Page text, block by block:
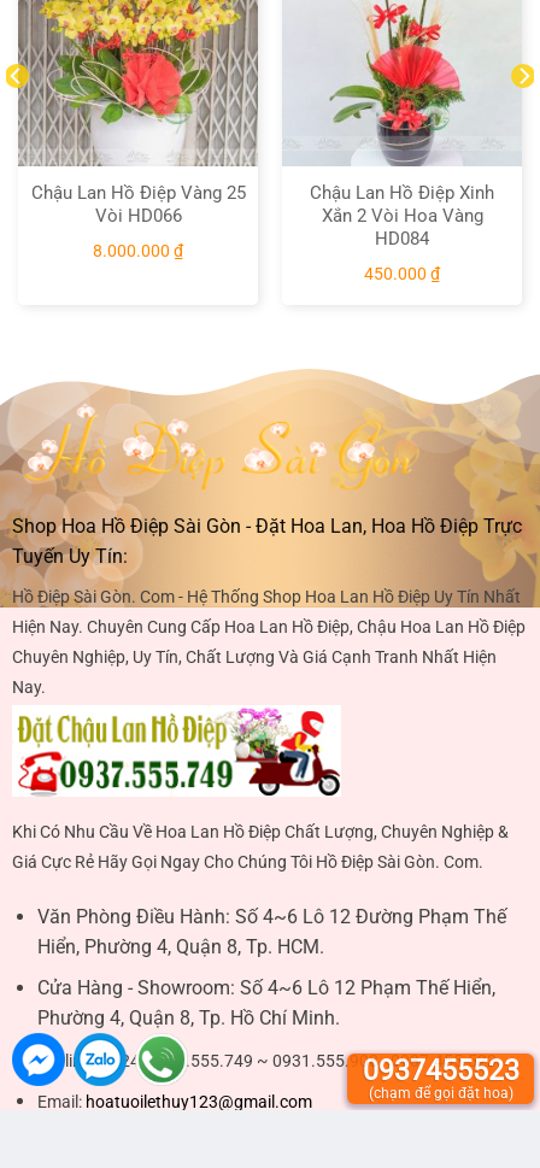
Chậu Lan Hồ Điệp Vàng 25
Vòi HD066
8.000.000 ₫
Chậu Lan Hồ Điệp Xinh
Xắn 2 Vòi Hoa Vàng
HD084
450.000 ₫
Shop Hoa Hồ Điệp Sài Gòn - Đặt Hoa Lan, Hoa Hồ Điệp Trực
Tuyến Uy Tín:
Hồ Điệp Sài Gòn. Com - Hệ Thống Shop Hoa Lan Hồ Điệp Uy Tín Nhất
Hiện Nay. Chuyên Cung Cấp Hoa Lan Hồ Điệp, Chậu Hoa Lan Hồ Điệp
Chuyên Nghiệp, Uy Tín, Chất Lượng Và Giá Cạnh Tranh Nhất Hiện
Nay.
Khi Có Nhu Cầu Về Hoa Lan Hồ Điệp Chất Lượng, Chuyên Nghiệp &
Giá Cực Rẻ Hãy Gọi Ngay Cho Chúng Tôi Hồ Điệp Sài Gòn. Com.
Văn Phòng Điều Hành: Số 4~6 Lô 12 Đường Phạm Thế
Hiển, Phường 4, Quận 8, Tp. HCM.
Cửa Hàng - Showroom: Số 4~6 Lô 12 Phạm Thế Hiển,
Phường 4, Quận 8, Tp. Hồ Chí Minh.
Hotline 24/24:0937.555.749 ~ 0931.555.908 - 0937.455.523
Email: hoatuoilethuy123@gmail.com
0937455523
(chạm để gọi đặt hoa)